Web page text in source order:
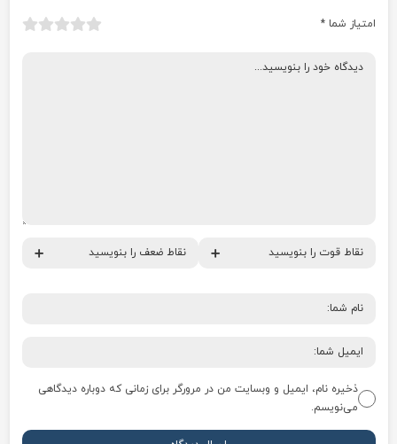
امتیاز شما*
ذخیره نام، ایمیل و وبسایت من در مرورگر برای زمانی که دوباره دیدگاهی
می‌نویسم.